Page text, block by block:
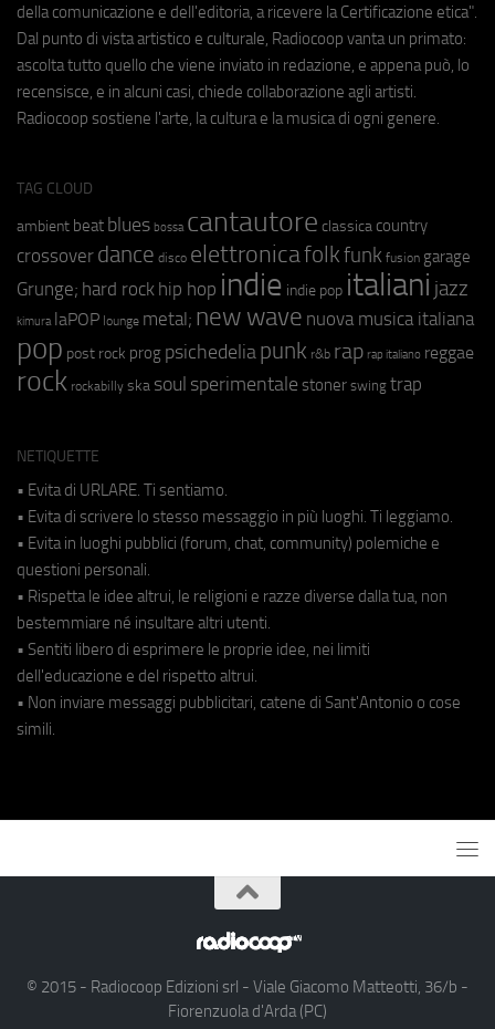
della comunicazione e dell'editoria, a ricevere la Certificazione etica".
Dal punto di vista artistico e culturale, Radiocoop vanta un primato:
ascolta tutto quello che viene inviato in redazione, e appena può, lo
recensisce, e in alcuni casi, chiede collaborazione agli artisti.
Radiocoop sostiene l'arte, la cultura e la musica di ogni genere.
TAG CLOUD
ambient beat blues bossa cantautore classica country
crossover dance disco elettronicafolkfunk fusion garage
Grunge; hard rock hip hop indie indie pop italiani jazz
kimura laPOP lounge metal; new wave nuova musica italiana
pop post rock prog psichedeliapunk r&b rap rap italiano reggae
rock rockabilly ska soul sperimentale stoner swing trap
NETIQUETTE
• Evita di URLARE. Ti sentiamo.
• Evita di scrivere lo stesso messaggio in più luoghi. Ti leggiamo.
• Evita in luoghi pubblici (forum, chat, community) polemiche e
questioni personali.
• Rispetta le idee altrui, le religioni e razze diverse dalla tua, non
bestemmiare né insultare altri utenti.
• Sentiti libero di esprimere le proprie idee, nei limiti
dell'educazione e del rispetto altrui.
• Non inviare messaggi pubblicitari, catene di Sant'Antonio o cose
simili.
© 2015 - Radiocoop Edizioni srl - Viale Giacomo Matteotti, 36/b -
Fiorenzuola d'Arda (PC)